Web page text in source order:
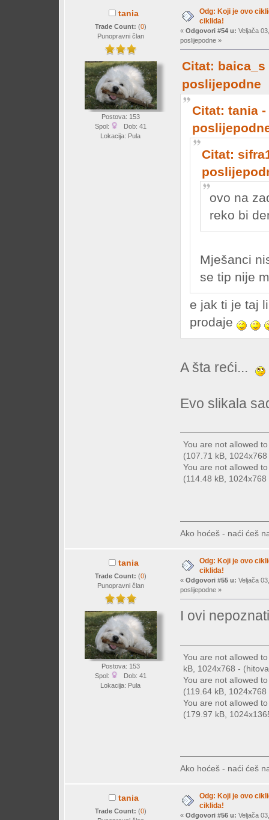
tania
Trade Count: (0)
Punopravni član
Postova: 153
Spol:
Dob: 41
Lokacija: Pula
Odg: Koji je ovo
ciklida!
« Odgovori #54 u: Veljača
poslijepodne »
Citat: baica_s
poslijepodne
Citat: tania -
Citat:
ovo na
reko bi
Mješanci
se tip nije
e jak ti je taj
prodaje
A šta reći...
Evo slikala
You are not allowed
(107.71 kB,
You are not allowed
(114.48 kB,
Ako hoćeš - naći ćeš
tania
Trade Count: (0)
Punopravni član
Postova: 153
Spol:
Dob: 41
Lokacija: Pula
Odg: Koji je ovo
ciklida!
« Odgovori #55 u: Veljača
poslijepodne »
I ovi
You are not allowed
kB, 1024x768 -
You are not allowed
(119.64 kB,
You are not allowed
(179.97 kB,
Ako hoćeš - naći ćeš
tania
Trade Count: (0)
Odg: Koji je ovo
ciklida!
« Odgovori #56 u: Veljača